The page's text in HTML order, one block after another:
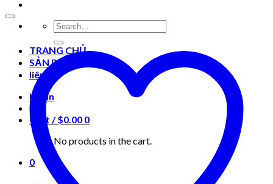
Search
for:
TRANG CHỦ
SẢN PHẨM
liên hệ
Login
Cart /$0.00 0
No products in the cart.
0